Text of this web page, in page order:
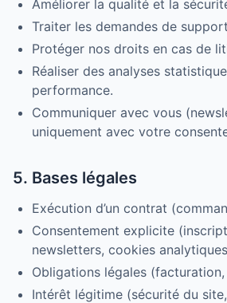
Améliorer la qualité et la
Traiter les demandes de
Protéger nos droits en cas de
Réaliser des analyses
performance.
Communiquer avec vous
uniquement avec votre
5. Bases légales
Exécution d’un contrat
Consentement explicite
newsletters, cookies
Obligations légales
Intérêt légitime (sécurité du